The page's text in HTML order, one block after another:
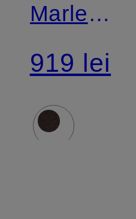
Marlene
AMELIE
919 lei